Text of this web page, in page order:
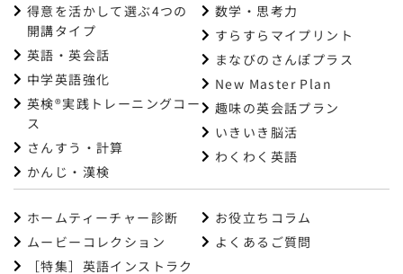
得意を活かして選ぶ4つの
開講タイプ
英語・英会話
中学英語強化
英検®実践トレーニングコー
ス
さんすう・計算
かんじ・漢検
数学・思考力
すらすらマイプリント
まなびのさんぽプラス
New Master Plan
趣味の英会話プラン
いきいき脳活
わくわく英語
ホームティーチャー診断
ムービーコレクション
［特集］英語インストラク
お役立ちコラム
よくあるご質問